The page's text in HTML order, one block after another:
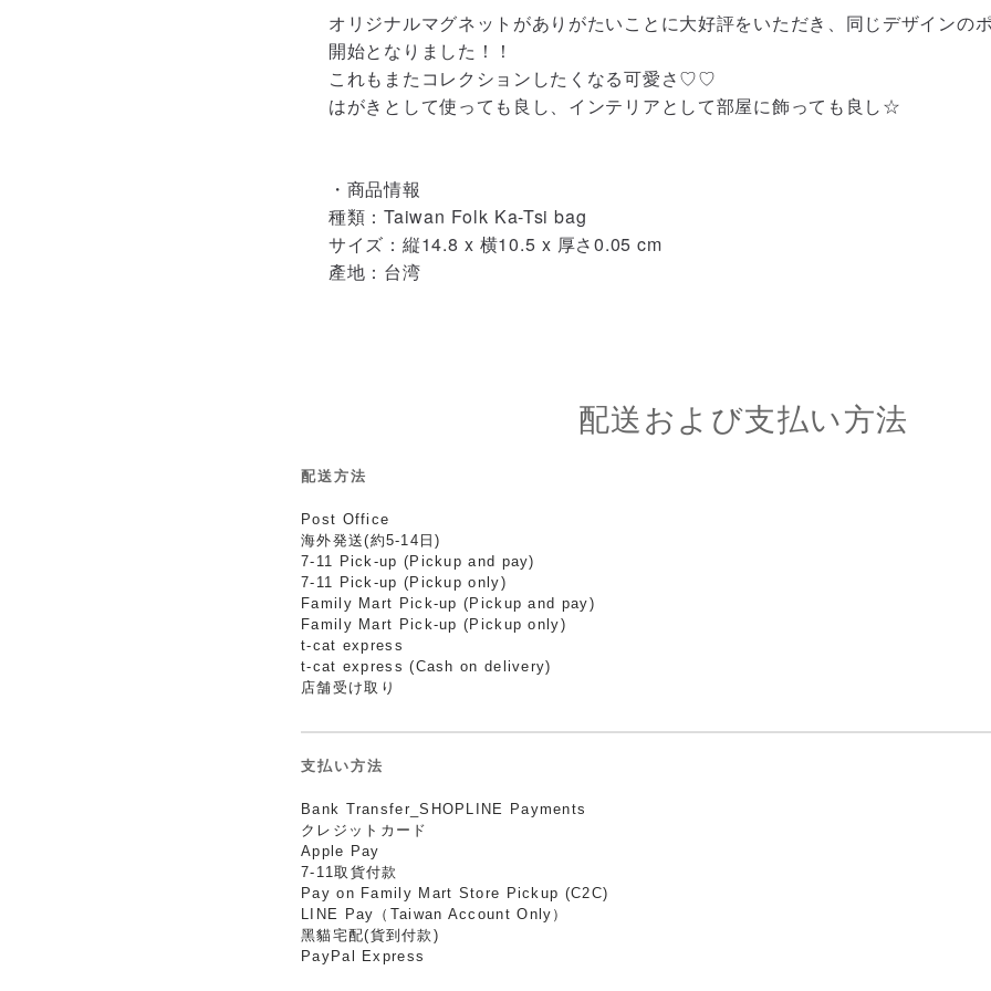
オリジナルマグネットがありがたいことに大好評をいただき、同じデザインの
開始となりました！！
これもまたコレクションしたくなる可愛さ♡♡
はがきとして使っても良し、インテリアとして部屋に飾っても良し☆
・商品情報
種類：Taiwan Folk Ka-Tsi bag
サイズ：縦14.8 x 横10.5 x 厚さ0.05 cm
產地：台湾
配送および支払い方法
配送方法
Post Office
海外発送(約5-14日)
7-11 Pick-up (Pickup and pay)
7-11 Pick-up (Pickup only)
Family Mart Pick-up (Pickup and pay)
Family Mart Pick-up (Pickup only)
t-cat express
t-cat express (Cash on delivery)
店舗受け取り
支払い方法
Bank Transfer_SHOPLINE Payments
クレジットカード
Apple Pay
7-11取貨付款
Pay on Family Mart Store Pickup (C2C)
LINE Pay（Taiwan Account Only）
黑貓宅配(貨到付款)
PayPal Express